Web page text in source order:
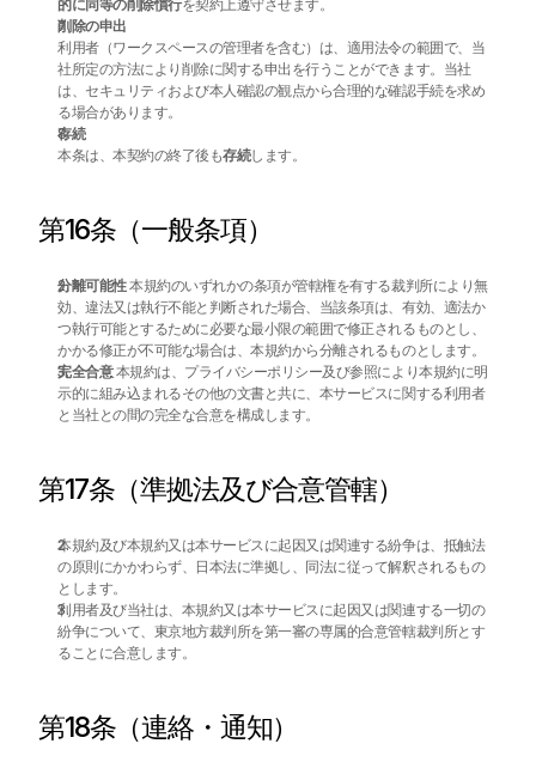
的に同等の削除慣行を契約上遵守させます。
削除の申出
利用者（ワークスペースの管理者を含む）は、適用法令の範囲で、当
社所定の方法により削除に関する申出を行うことができます。当社
は、セキュリティおよび本人確認の観点から合理的な確認手続を求め
る場合があります。
存続
本条は、本契約の終了後も存続します。
第16条（一般条項）
分離可能性 本規約のいずれかの条項が管轄権を有する裁判所により無
効、違法又は執行不能と判断された場合、当該条項は、有効、適法か
つ執行可能とするために必要な最小限の範囲で修正されるものとし、
かかる修正が不可能な場合は、本規約から分離されるものとします。
完全合意 本規約は、プライバシーポリシー及び参照により本規約に明
示的に組み込まれるその他の文書と共に、本サービスに関する利用者
と当社との間の完全な合意を構成します。
第17条（準拠法及び合意管轄）
本規約及び本規約又は本サービスに起因又は関連する紛争は、抵触法
の原則にかかわらず、日本法に準拠し、同法に従って解釈されるもの
とします。
利用者及び当社は、本規約又は本サービスに起因又は関連する一切の
紛争について、東京地方裁判所を第一審の専属的合意管轄裁判所とす
ることに合意します。
第18条（連絡・通知）